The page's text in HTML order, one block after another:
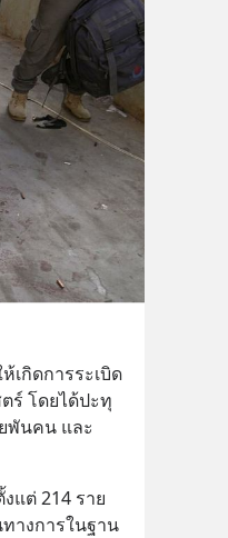
เกิดการระเบิด
ร์ โดยได้ปะทุ
พันคน และ
แต่ 214 ราย
างการในฐาน